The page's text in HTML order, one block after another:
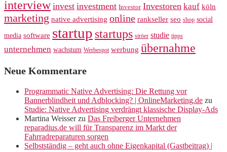
interview invest investment Investor Investoren kauf köln
marketing native advertising online rankseller seo shop social
media software startup startups ströer studie tipps
unternehmen wachstum Werbespot werbung übernahme
Neue Kommentare
Programmatic Native Advertising: Die Rettung vor
Bannerblindheit und Adblocking? | OnlineMarketing.de zu
Studie: Native Advertising verdrängt klassische Display-Ads
Martina Weisserzu Das Freiberger Unternehmen
reparadius.de will für Transparenz im Markt der
Fahrradreparaturen sorgen
Selbstständig – geht auch ohne Eigenkapital (Gastbeitrag) |